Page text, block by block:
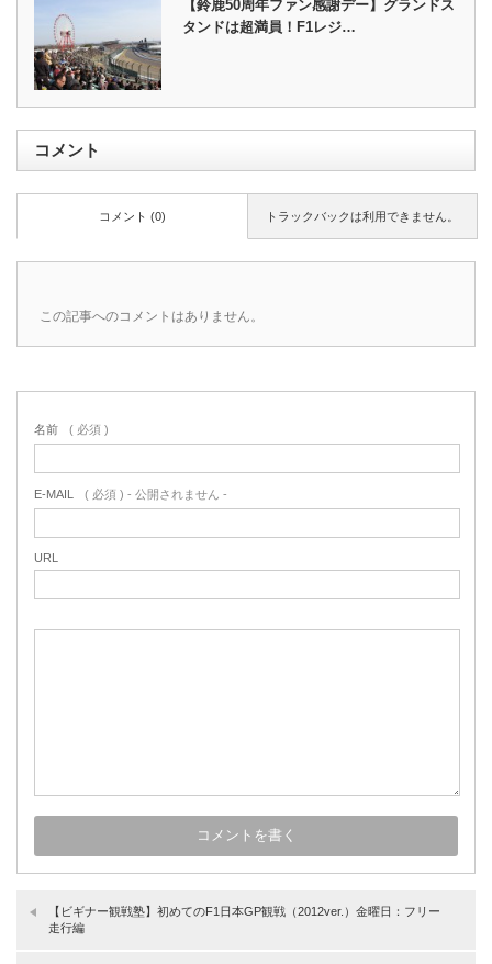
【鈴鹿50周年ファン感謝デー】グランドス
タンドは超満員！F1レジ…
コメント
トラックバックは利用できません。
コメント (0)
この記事へのコメントはありません。
名前 ( 必須 )
E-MAIL ( 必須 ) - 公開されません -
URL
【ビギナー観戦塾】初めてのF1日本GP観戦（2012ver.）金曜日：フリー
走行編